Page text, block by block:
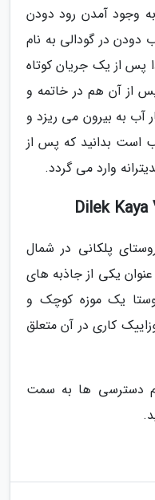
وجود آمدن رود دودن
هم آب دودن در گودالی به نام
پس از یک جریان کوتاه
از آن هم در خاتمه و
آبشار آب به بیرون می ریزد و
است بدانید که پس از
پلکانی در شمال
یکی از جاذبه های
یک موزه کوچک و
کاری در آن متعلق
دسترسی ها به سمت